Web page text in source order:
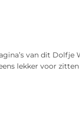
van dit
lekker voor